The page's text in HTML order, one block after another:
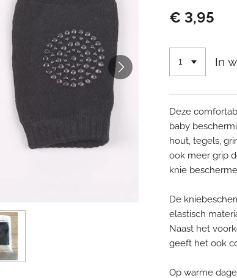
€ 3,95
In
Deze
baby
hout, tegels,
ook meer grip
knie
De
elastisch
Naast het
geeft het ook
Op warme